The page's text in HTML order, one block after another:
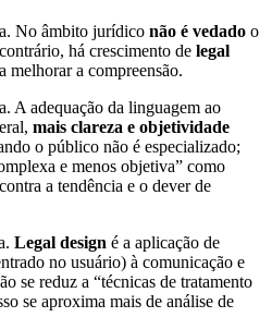
No âmbito jurídico não é vedado o
há crescimento de legal
melhorar a compreensão.
A adequação da linguagem ao
mais clareza e objetividade
o público não é especializado;
e menos objetiva” como
a tendência e o dever de
Legal design é a aplicação de
no usuário) à comunicação e
se reduz a “técnicas de tratamento
se aproxima mais de análise de